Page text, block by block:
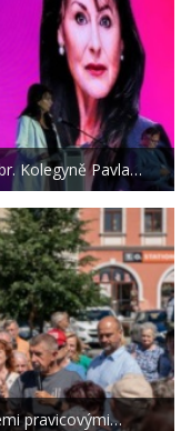
Kolegyně Pavla…
pravicovými…